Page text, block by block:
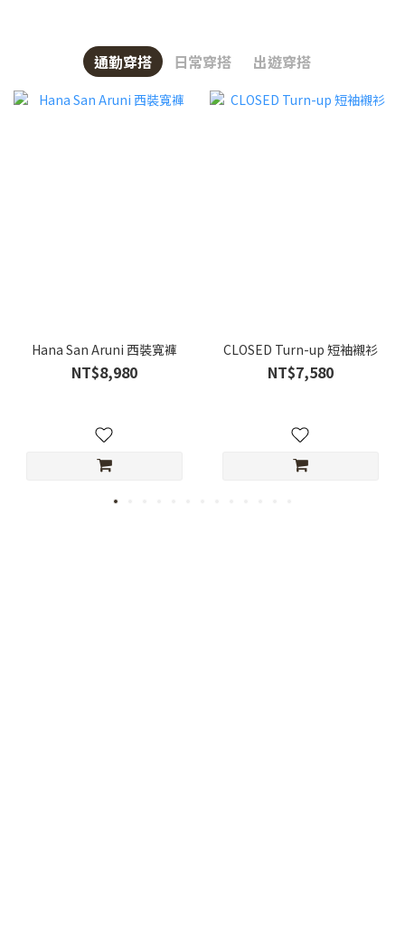
通勤穿搭 日常穿搭 出遊穿搭
Hana San Aruni 西裝寬褲
NT$8,980
CLOSED Turn-up 短袖襯衫
NT$7,580